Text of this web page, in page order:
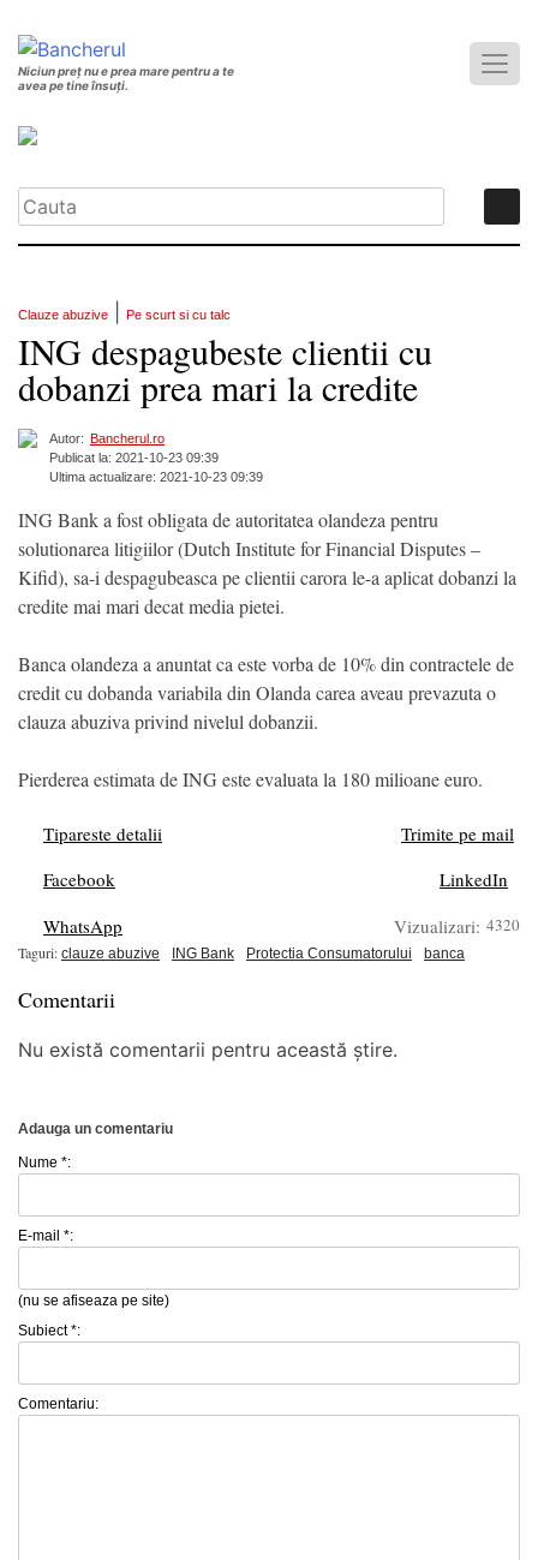
Niciun preț nu e prea mare pentru a te
avea pe tine însuți.
Clauze abuzive Pe scurt si cu talc
ING despagubeste clientii cu
dobanzi prea mari la credite
Autor: Bancherul.ro
Publicat la: 2021-10-23 09:39
Ultima actualizare: 2021-10-23 09:39
ING Bank a fost obligata de autoritatea olandeza pentru
solutionarea litigiilor (Dutch Institute for Financial Disputes –
Kifid), sa-i despagubeasca pe clientii carora le-a aplicat dobanzi la
credite mai mari decat media pietei.
Banca olandeza a anuntat ca este vorba de 10% din contractele de
credit cu dobanda variabila din Olanda carea aveau prevazuta o
clauza abuziva privind nivelul dobanzii.
Pierderea estimata de ING este evaluata la 180 milioane euro.
Tipareste detalii
Trimite pe mail
Facebook
LinkedIn
WhatsApp
Vizualizari: 4320
Taguri: clauze abuzive ING Bank Protectia Consumatorului banca
Comentarii
Nu există comentarii pentru această știre.
Adauga un comentariu
Nume *:
E-mail *:
(nu se afiseaza pe site)
Subiect *:
Comentariu: